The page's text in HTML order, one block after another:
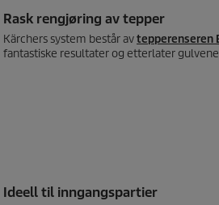
Rask rengjøring av tepper
Kärchers system består avtepperenseren
fantastiske resultater og etterlater
Ideell til inngangspartier